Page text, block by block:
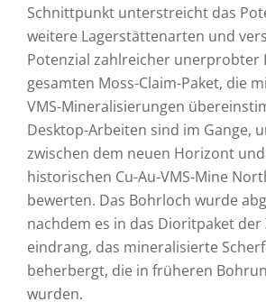
Schnittpunkt unterstreicht das
weitere Lagerstättenarten und
Potenzial zahlreicher unerprobter
gesamten Moss-Claim-Paket, die
VMS-Mineralisierungen
Desktop-Arbeiten sind im Gange,
zwischen dem neuen Horizont
historischen Cu-Au-VMS-Mine
bewerten. Das Bohrloch wurde
nachdem es in das Dioritpaket
eindrang, das mineralisierte
beherbergt, die in früheren
wurden.